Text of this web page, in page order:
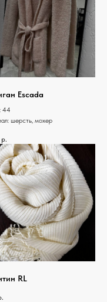
Escada
44
шерсть, мохер
р.
RL